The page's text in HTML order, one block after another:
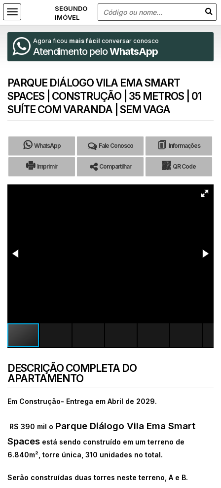
Agora ficou mais fácil conversar conosco
Atendimento peloWhatsApp
PARQUE DIÁLOGO VILA EMA SMART
SPACES | CONSTRUÇÃO | 35 METROS | 01
SUÍTE COM VARANDA | SEM VAGA
WhatsApp Fale Conosco Informações
Imprimir Compartilhar QR Code
DESCRIÇÃO COMPLETA DO
APARTAMENTO
Em Construção- Entrega em Abril de 2029.
R$ 390 mil o Parque Diálogo Vila Ema Smart
Spaces está sendo construído em um terreno de
6.840m², torre única, 310 unidades no total.
Serão construídas duas torres neste terreno, A e B.